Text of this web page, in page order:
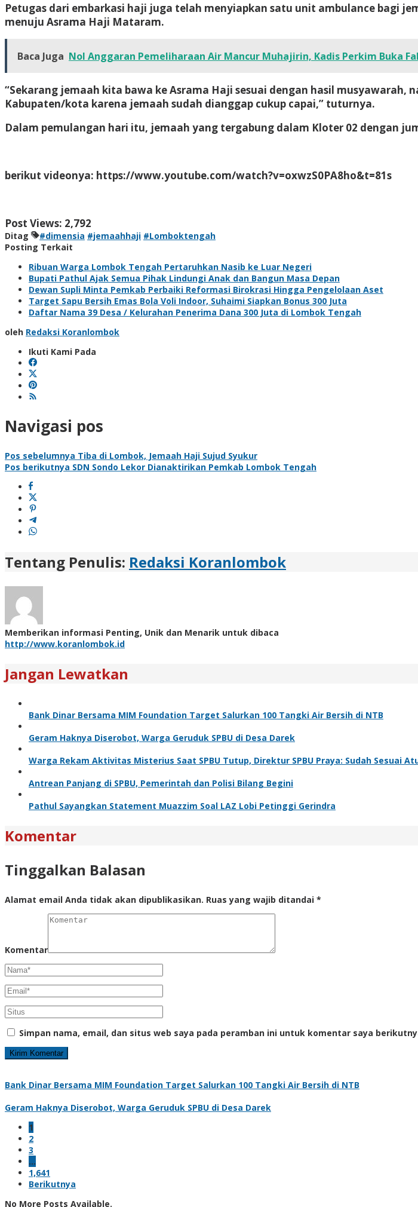
Petugas dari embarkasi haji juga telah menyiapkan satu unit ambulance bagi
menuju Asrama Haji Mataram.
Baca Juga Nol Anggaran Pemeliharaan Air Mancur Muhajirin, Kadis Perkim Buka
“Sekarang jemaah kita bawa ke Asrama Haji sesuai dengan hasil
Kabupaten/kota karena jemaah sudah dianggap cukup capai,” tuturnya.
Dalam pemulangan hari itu, jemaah yang tergabung dalam Kloter 02 dengan
berikut videonya: https://www.youtube.com/watch?v=oxwzS0PA8ho&t=81s
Post Views: 2,792
Ditag #dimensia #jemaahhaji #Lomboktengah
Posting Terkait
Ribuan Warga Lombok Tengah Pertaruhkan Nasib ke Luar Negeri
Bupati Pathul Ajak Semua Pihak Lindungi Anak dan Bangun Masa Depan
Dewan Supli Minta Pemkab Perbaiki Reformasi Birokrasi Hingga Pengelolaan Aset
Target Sapu Bersih Emas Bola Voli Indoor, Suhaimi Siapkan Bonus 300 Juta
Daftar Nama 39 Desa / Kelurahan Penerima Dana 300 Juta di Lombok Tengah
oleh Redaksi Koranlombok
Ikuti Kami Pada
Navigasi pos
Pos sebelumnya Tiba di Lombok, Jemaah Haji Sujud Syukur
Pos berikutnya SDN Sondo Lekor Dianaktirikan Pemkab Lombok Tengah
Tentang Penulis: Redaksi Koranlombok
Memberikan informasi Penting, Unik dan Menarik untuk dibaca
http://www.koranlombok.id
Jangan Lewatkan
Bank Dinar Bersama MIM Foundation Target Salurkan 100 Tangki Air Bersih di NTB
Geram Haknya Diserobot, Warga Geruduk SPBU di Desa Darek
Warga Rekam Aktivitas Misterius Saat SPBU Tutup, Direktur SPBU Praya: Sudah Sesuai
Antrean Panjang di SPBU, Pemerintah dan Polisi Bilang Begini
Pathul Sayangkan Statement Muazzim Soal LAZ Lobi Petinggi Gerindra
Komentar
Tinggalkan Balasan
Alamat email Anda tidak akan dipublikasikan. Ruas yang wajib ditandai *
Komentar
Simpan nama, email, dan situs web saya pada peramban ini untuk komentar saya
Bank Dinar Bersama MIM Foundation Target Salurkan 100 Tangki Air Bersih di NTB
Geram Haknya Diserobot, Warga Geruduk SPBU di Desa Darek
1
2
3
…
1,641
Berikutnya
No More Posts Available.